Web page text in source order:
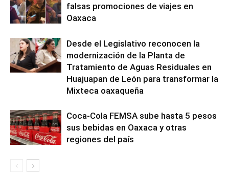
falsas promociones de viajes en
Oaxaca
Desde el Legislativo reconocen la
modernización de la Planta de
Tratamiento de Aguas Residuales en
Huajuapan de León para transformar la
Mixteca oaxaqueña
Coca-Cola FEMSA sube hasta 5 pesos
sus bebidas en Oaxaca y otras
regiones del país